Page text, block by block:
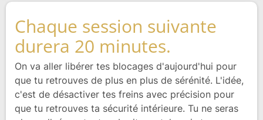
Chaque session suivante
durera 20 minutes.
On va aller libérer tes blocages d'aujourd'hui pour
que tu retrouves de plus en plus de sérénité. L'idée,
c'est de désactiver tes freins avec précision pour
que tu retrouves ta sécurité intérieure. Tu ne seras